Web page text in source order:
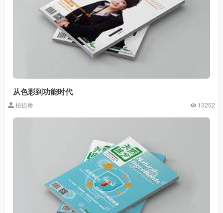
从色彩到功能时代
植提桥 13252